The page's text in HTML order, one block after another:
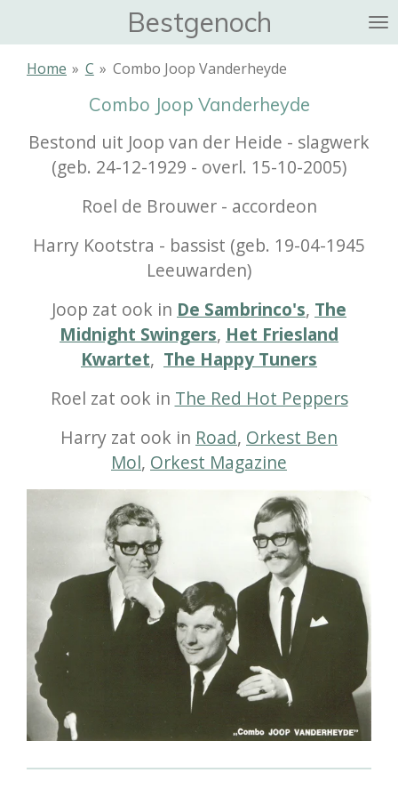
naar
hoofdinhoud
Bestgenoch
Home » C » Combo Joop Vanderheyde
Combo Joop Vanderheyde
Bestond uit Joop van der Heide - slagwerk
(geb. 24-12-1929 - overl. 15-10-2005)
Roel de Brouwer - accordeon
Harry Kootstra - bassist (geb. 19-04-1945
Leeuwarden)
Joop zat ook in De Sambrinco's, The
Midnight Swingers, Het Friesland
Kwartet, The Happy Tuners
Roel zat ook in The Red Hot Peppers
Harry zat ook in Road, Orkest Ben
Mol, Orkest Magazine